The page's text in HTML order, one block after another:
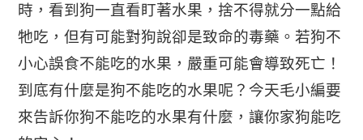
時，看到狗一直看盯著水果，捨不得就分一點給
牠吃，但有可能對狗說卻是致命的毒藥。若狗不
小心誤食不能吃的水果，嚴重可能會導致死亡！
到底有什麼是狗不能吃的水果呢？今天毛小編要
來告訴你狗不能吃的水果有什麼，讓你家狗能吃